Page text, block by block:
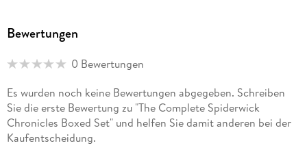
of DiTerlizzi’s career as a contributing artist for Dungeons &
featured in Time magazine and USA TODAY and on CNN,
Bewertungen
0 Bewertungen
Es wurden noch keine Bewertungen abgegeben. Schreiben
Sie die erste Bewertung zu "The Complete Spiderwick
Chronicles Boxed Set" und helfen Sie damit anderen bei der
Kaufentscheidung.